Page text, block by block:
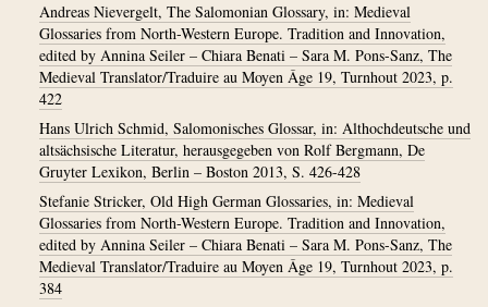
Andreas Nievergelt, The Salomonian Glossary, in: Medieval
Glossaries from North-Western Europe. Tradition and Innovation,
edited by Annina Seiler – Chiara Benati – Sara M. Pons-Sanz, The
Medieval Translator/Traduire au Moyen Âge 19, Turnhout 2023, p.
422
Hans Ulrich Schmid, Salomonisches Glossar, in: Althochdeutsche und
altsächsische Literatur, herausgegeben von Rolf Bergmann, De
Gruyter Lexikon, Berlin – Boston 2013, S. 426-428
Stefanie Stricker, Old High German Glossaries, in: Medieval
Glossaries from North-Western Europe. Tradition and Innovation,
edited by Annina Seiler – Chiara Benati – Sara M. Pons-Sanz, The
Medieval Translator/Traduire au Moyen Âge 19, Turnhout 2023, p.
384